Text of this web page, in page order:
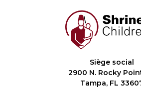
Siège social
2900 N. Rocky
Tampa, FL